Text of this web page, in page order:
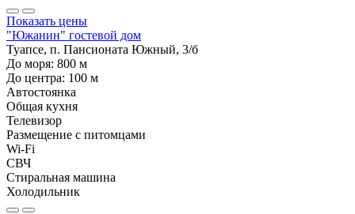
Показать цены
"Южанин" гостевой дом
Туапсе, п. Пансионата Южный, 3/б
До моря: 800 м
До центра: 100 м
Автостоянка
Общая кухня
Телевизор
Размещение с питомцами
Wi-Fi
СВЧ
Стиральная машина
Холодильник